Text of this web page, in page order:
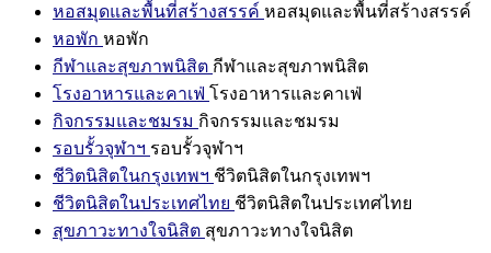
หอสมุดและพื้นที่สร้างสรรค์ หอสมุดและพื้นที่สร้างสรรค์
หอพัก หอพัก
กีฬาและสุขภาพนิสิต กีฬาและสุขภาพนิสิต
โรงอาหารและคาเฟ่ โรงอาหารและคาเฟ่
กิจกรรมและชมรม กิจกรรมและชมรม
รอบรั้วจุฬาฯ รอบรั้วจุฬาฯ
ชีวิตนิสิตในกรุงเทพฯ ชีวิตนิสิตในกรุงเทพฯ
ชีวิตนิสิตในประเทศไทย ชีวิตนิสิตในประเทศไทย
สุขภาวะทางใจนิสิต สุขภาวะทางใจนิสิต